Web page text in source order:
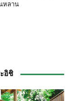
หลาน
อิชิ